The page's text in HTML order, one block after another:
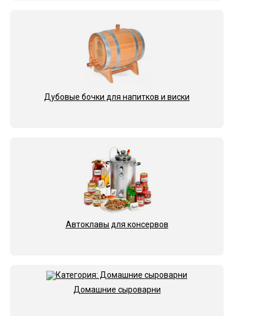
Дубовые бочки для напитков и виски
Автоклавы для консервов
Домашние сыроварни